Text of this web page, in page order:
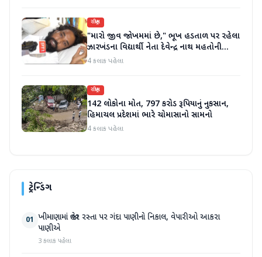
રાષ્ટ્રીય
"મારો જીવ જોખમમાં છે," ભૂખ હડતાળ પર રહેલા
ઝારખંડના વિદ્યાર્થી નેતા દેવેન્દ્ર નાથ મહતોની
તબિયત ખરાબ
4 કલાક પહેલા
રાષ્ટ્રીય
142 લોકોના મોત, 797 કરોડ રૂપિયાનું નુકસાન,
હિમાચલ પ્રદેશમાં ભારે ચોમાસાનો સામનો
4 કલાક પહેલા
ટ્રેન્ડિંગ
01 ખીમાણામાં જાહેર રસ્તા પર ગંદા પાણીનો નિકાલ, વેપારીઓ આકરા
પાણીએ
3 કલાક પહેલા